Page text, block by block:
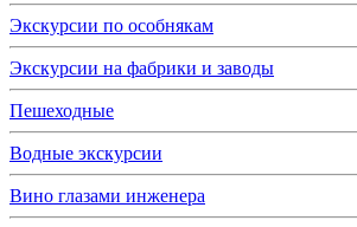
Экскурсии по особнякам
Экскурсии на фабрики и заводы
Пешеходные
Водные экскурсии
Вино глазами инженера